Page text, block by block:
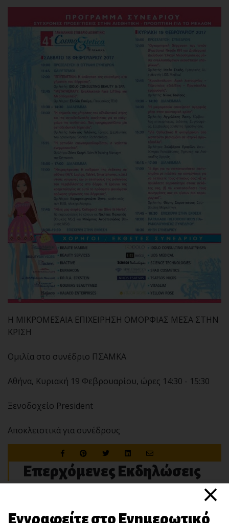
Η ΜΙΚΡΟΜΕΣΑΙΑ ΕΠΙΧΕΙΡΗΣΗ ΟΜΟΡΦΙΑΣ ΜΕΣΑ ΣΤΗΝ
ΚΡΙΣΗ
Ομιλία στο συνέδριο ΠΣΑΜΚΑ
Αθήνα, Κυριακή 19 Φεβρουαρίου, ώρες 14:30 - 15:30
Ξενοδοχείο President
Αποκλειστικά για συνέδρους
Επερχόμενες Εκδηλώσεις
×
Εγγραφείτε στο Ενημερωτικό